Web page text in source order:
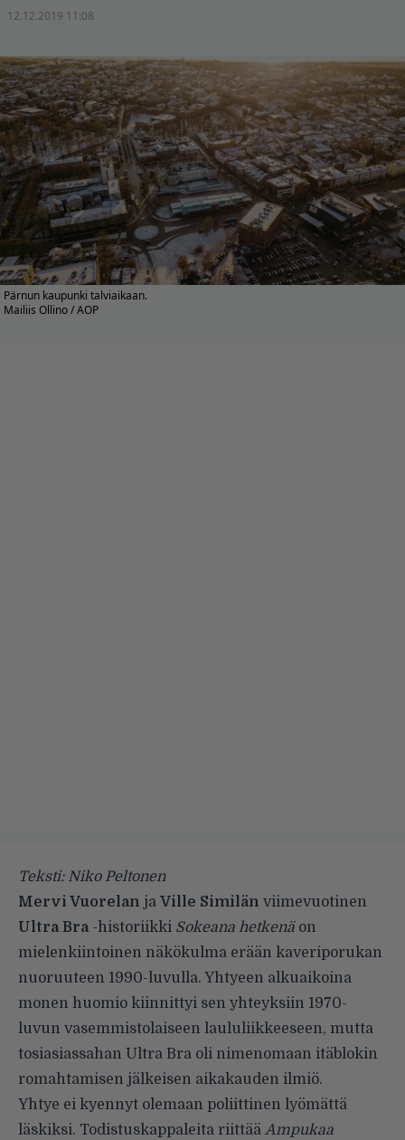
12.12.2019 11:08
Pärnun kaupunki talviaikaan.
Mailiis Ollino / AOP
Teksti: Niko Peltonen
Mervi Vuorelan ja Ville Similän viimevuotinen
Ultra Bra-historiikki Sokeana hetkenäon
mielenkiintoinen näkökulma erään kaveriporukan
nuoruuteen 1990-luvulla. Yhtyeen alkuaikoina
monen huomio kiinnittyi sen yhteyksiin 1970-
luvun vasemmistolaiseen laululiikkeeseen, mutta
tosiasiassahan Ultra Bra oli nimenomaan itäblokin
romahtamisen jälkeisen aikakauden ilmiö.
Yhtye ei kyennyt olemaan poliittinen lyömättä
läskiksi. Todistuskappaleita riittää Ampukaa